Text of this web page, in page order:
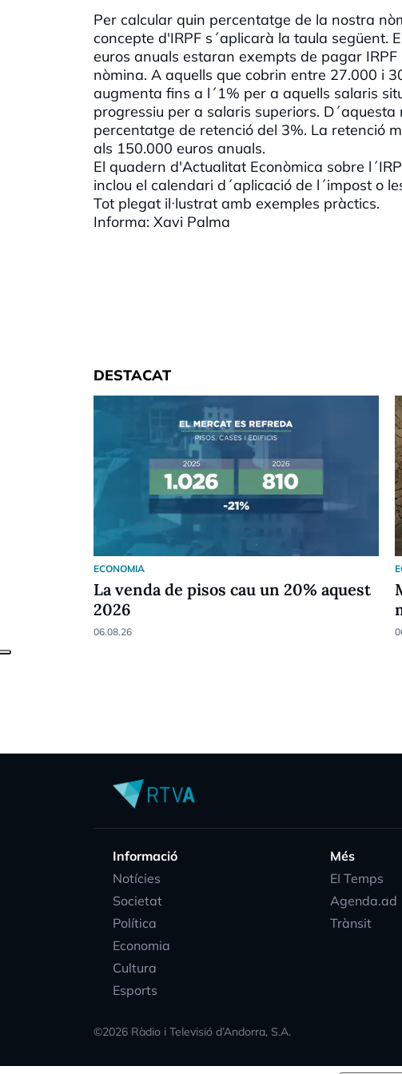
Per calcular quin percentatge de la nostra
concepte d'IRPF s´aplicarà la taula següent.
euros anuals estaran exempts de pagar
nòmina. A aquells que cobrin entre 27.000 i
augmenta fins a l´1% per a aquells salaris
progressiu per a salaris superiors.
percentatge de retenció del 3%. La retenció
als 150.000 euros anuals.
El quadern d'Actualitat Econòmica sobre
inclou el calendari d´aplicació de l´impost o
Tot plegat il·lustrat amb exemples pràctics.
Informa: Xavi Palma
DESTACAT
ECONOMIA
La venda de pisos cau un 20% aquest
2026
06.08.26
Informació
Notícies
Societat
Política
Economia
Cultura
Esports
Més
EI Temps
Agenda.ad
Trànsit
©2026 Ràdio i Televisió d’Andorra, S.A.